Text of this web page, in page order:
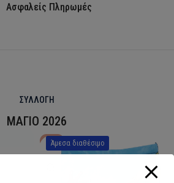
Ασφαλείς Πληρωμές
ΣΥΛΛΟΓΗ
ΜΑΓΙΟ 2026
Άμεσα διαθέσιμο
HOT